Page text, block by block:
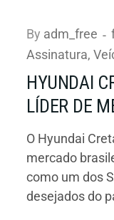
By adm_free
Assinatura,
HYUNDAI
LÍDER DE
O Hyundai
mercado
como um dos
desejados do